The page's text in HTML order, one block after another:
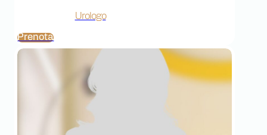
Urologo
Prenota